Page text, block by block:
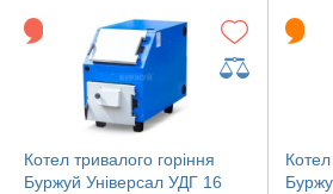
Котел тривалого горіння
Буржуй Універсал УДГ 16